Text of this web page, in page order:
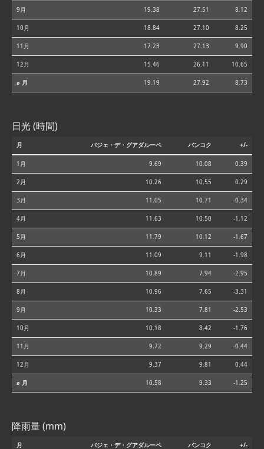
9月 19.38 27.51 8.12
10月 18.84 27.10 8.25
11月 17.23 27.13 9.90
12月 15.46 26.11 10.65
⌀ 月 19.19 27.92 8.73
日光 (時間)
月 バジェ・デ・グアダルーペ バンコク +/-
1月 9.69 10.08 0.39
2月 10.26 10.55 0.29
3月 11.05 10.71 -0.34
4月 11.63 10.50 -1.12
5月 11.79 10.12 -1.67
6月 11.09 9.11 -1.98
7月 10.89 7.94 -2.95
8月 10.96 7.65 -3.31
9月 10.33 7.81 -2.53
10月 10.18 8.42 -1.76
11月 9.72 9.29 -0.44
12月 9.37 9.81 0.44
⌀ 月 10.58 9.33 -1.25
降雨量 (mm)
月 バジェ・デ・グアダルーペ バンコク +/-